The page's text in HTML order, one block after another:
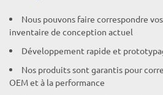
Nous pouvons faire correspondre
inventaire de conception actuel
Développement rapide et
Nos produits sont garantis pour
OEM et à la performance